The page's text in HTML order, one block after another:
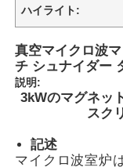
ハイライト:
真空マイクロ波
チ シュナイダー
説明:
3kWのマグネッ
スク
記述
マイクロ波室炉